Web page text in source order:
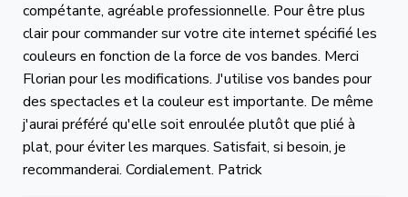
compétante, agréable professionnelle. Pour être plus
clair pour commander sur votre cite internet spécifié les
couleurs en fonction de la force de vos bandes. Merci
Florian pour les modifications. J'utilise vos bandes pour
des spectacles et la couleur est importante. De même
j'aurai préféré qu'elle soit enroulée plutôt que plié à
plat, pour éviter les marques. Satisfait, si besoin, je
recommanderai. Cordialement. Patrick